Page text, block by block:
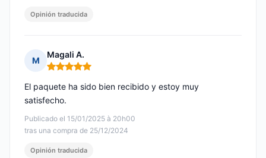
Opinión traducida
M
Magali A.
Nota: 5 de 5
Publicado el 15/01/2025 à 20h00
tras una compra de 25/12/2024
El paquete ha sido bien recibido y estoy muy
satisfecho.
Opinión traducida